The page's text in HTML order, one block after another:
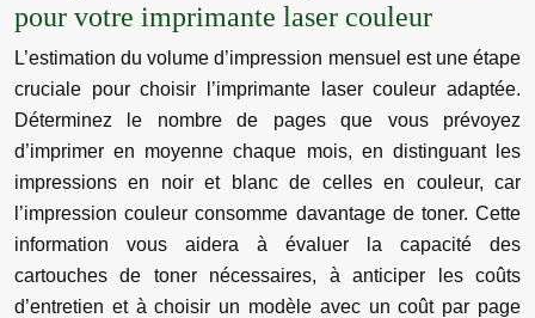
pour votre imprimante laser couleur
L’estimation du volume d’impression mensuel est une étape
cruciale pour choisir l’imprimante laser couleur adaptée.
Déterminez le nombre de pages que vous prévoyez
d’imprimer en moyenne chaque mois, en distinguant les
impressions en noir et blanc de celles en couleur, car
l’impression couleur consomme davantage de toner. Cette
information vous aidera à évaluer la capacité des
cartouches de toner nécessaires, à anticiper les coûts
d’entretien et à choisir un modèle avec un coût par page